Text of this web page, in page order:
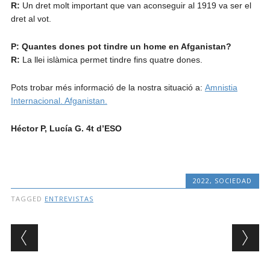
R: Un dret molt important que van aconseguir al 1919 va ser el
dret al vot.
P: Quantes dones pot tindre un home en Afganistan?
R: La llei islàmica permet tindre fins quatre dones.
Pots trobar més informació de la nostra situació a: Amnistia
Internacional. Afganistan.
Héctor P, Lucía G. 4t d’ESO
2022, SOCIEDAD
TAGGED ENTREVISTAS
Post navigation